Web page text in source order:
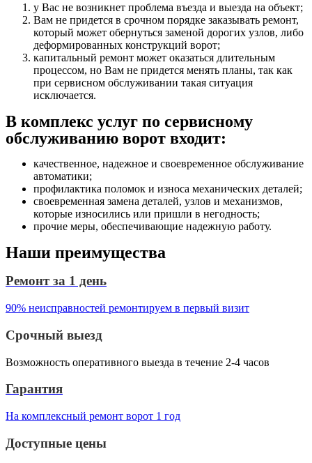
у Вас не возникнет проблема въезда и выезда на объект;
Вам не придется в срочном порядке заказывать ремонт,
который может обернуться заменой дорогих узлов, либо
деформированных конструкций ворот;
капитальный ремонт может оказаться длительным
процессом, но Вам не придется менять планы, так как
при сервисном обслуживании такая ситуация
исключается.
В комплекс услуг по сервисному
обслуживанию ворот входит:
качественное, надежное и своевременное обслуживание
автоматики;
профилактика поломок и износа механических деталей;
своевременная замена деталей, узлов и механизмов,
которые износились или пришли в негодность;
прочие меры, обеспечивающие надежную работу.
Наши преимущества
Ремонт за 1 день
90% неисправностей ремонтируем в первый визит
Срочный выезд
Возможность оперативного выезда в течение 2-4 часов
Гарантия
На комплексный ремонт ворот 1 год
Доступные цены